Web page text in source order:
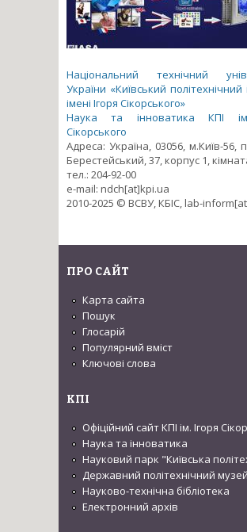
Національний технічний
України «Київський політехнічний
імені Ігоря Сікорського»
Наука та інноватика КПІ
Сікорського
Адреса: Україна, 03056, м.Київ-56,
Берестейський, 37, корпус 1,
тел.: 204-92-00
e-mail: ndch[at]kpi.ua
2010-2025 © ВСВУ, КБІС, lab-
ПРО САЙТ
Карта сайта
Пошук
Глосарій
Популярний вміст
Ключові слова
КПІ
Офіційний сайт КПІ ім. Ігоря
Наука та інноватика
Науковий парк "Київська
Державний політехнічний музей
Науково-технічна бібліотека
Електронний архів